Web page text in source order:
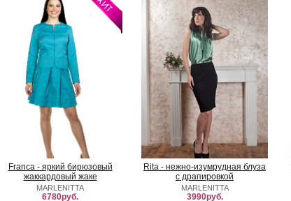
Franca - яркий бирюзовый
жаккардовый жаке
MARLENITTA
6780руб.
Rita - нежно-изумрудная блуза
с драпировкой
MARLENITTA
3990руб.